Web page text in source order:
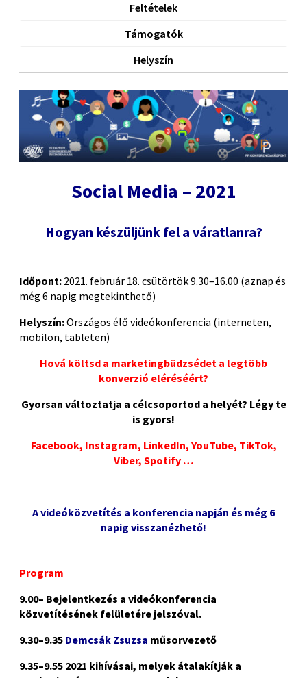
Feltételek
Támogatók
Helyszín
Social Media – 2021
Hogyan készüljünk fel a váratlanra?
Időpont: 2021. február 18. csütörtök 9.30–16.00 (aznap és
még 6 napig megtekinthető)
Helyszín:Országos élő videókonferencia (interneten,
mobilon, tableten)
Hová költsd a marketingbüdzsédet a legtöbb
konverzió eléréséért?
Gyorsan változtatja a célcsoportod a helyét? Légy te
is gyors!
Facebook, Instagram, LinkedIn, YouTube, TikTok,
Viber, Spotify …
A videóközvetítés a konferencia napján és még 6
napig visszanézhető!
Program
9.00– Bejelentkezés a videókonferencia
közvetítésének felületére jelszóval.
9.30–9.35 Demcsák Zsuzsa műsorvezető
9.35–9.55 2021 kihívásai, melyek átalakítják a